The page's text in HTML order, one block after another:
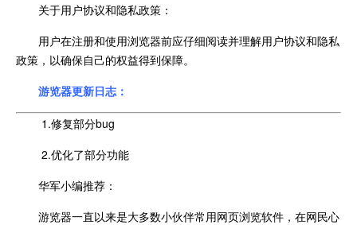
关于用户协议和隐私政策：
用户在注册和使用浏览器前应仔细阅读并理解用户协议和隐私
政策，以确保自己的权益得到保障。
游览器更新日志：
1.修复部分bug
2.优化了部分功能
华军小编推荐：
游览器一直以来是大多数小伙伴常用网页浏览软件，在网民心